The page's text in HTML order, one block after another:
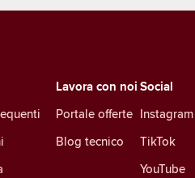
Social
Instagram
TikTok
YouTube
Lavora con noi
Portale offerte
Blog tecnico